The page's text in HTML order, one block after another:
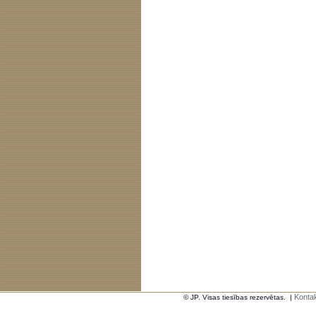
© JP. Visas tiesības rezervētas. |